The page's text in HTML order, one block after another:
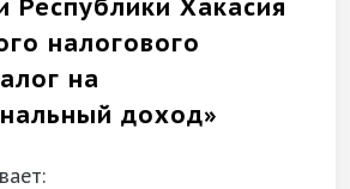
Республики Хакасия
налогового
на
доход»